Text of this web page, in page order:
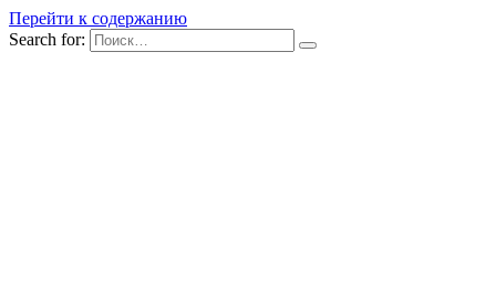
Перейти к содержанию
Search for: